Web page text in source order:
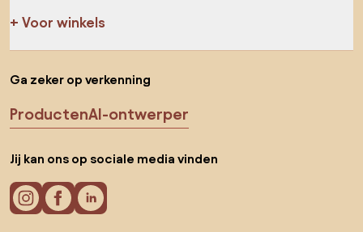
Voor winkels
Ga zeker op verkenning
ProductenAI-ontwerper
Jij kan ons op sociale media vinden